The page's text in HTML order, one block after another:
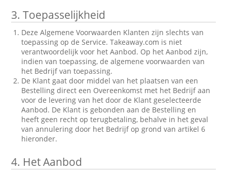
3. Toepasselijkheid
Deze Algemene Voorwaarden Klanten zijn slechts van
toepassing op de Service. Takeaway.com is niet
verantwoordelijk voor het Aanbod. Op het Aanbod zijn,
indien van toepassing, de algemene voorwaarden van
het Bedrijf van toepassing.
De Klant gaat door middel van het plaatsen van een
Bestelling direct een Overeenkomst met het Bedrijf aan
voor de levering van het door de Klant geselecteerde
Aanbod. De Klant is gebonden aan de Bestelling en
heeft geen recht op terugbetaling, behalve in het geval
van annulering door het Bedrijf op grond van artikel 6
hieronder.
4. Het Aanbod